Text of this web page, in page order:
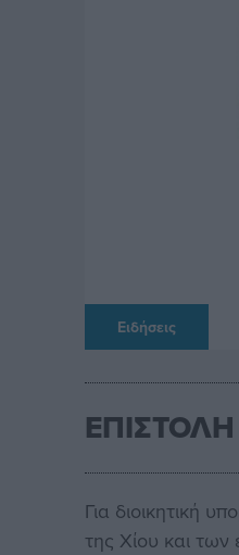
Ειδήσεις
Για διοικητική
της Χίου και